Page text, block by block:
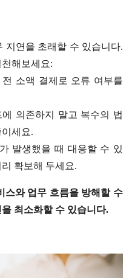
지연을 초래할 수 있습니다.
해보세요:
소액 결제로 오류 여부를
에 의존하지 말고 복수의 법
세요.
발생했을 때 대응할 수 있
확보해 두세요.
스와 업무 흐름을 방해할 수
최소화할 수 있습니다.